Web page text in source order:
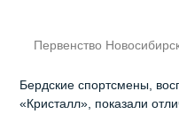
Первенство
Бердские спортсмены,
«Кристалл», показали